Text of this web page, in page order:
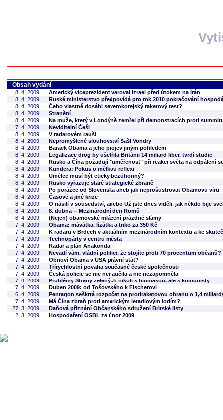
Obsah vydání
8. 4. 2009
Americký viceprezident varoval Izrael před útokem na Írán
8. 4. 2009
Ruské ministerstvo předpovídá pro rok 2010 pokračování
8. 4. 2009
Čeho vlastně dosáhl severokorejský raketový test?
8. 4. 2009
Stranění
8. 4. 2009
Na muže, který v Londýně zemřel při demonstracích proti
7. 4. 2009
Neviditelní Češi
8. 4. 2009
V radarovém rauši
8. 4. 2009
Nepromyšlené slouhovství Saši Vondry
8. 4. 2009
Barack Obama a jeho projev jiným pohledem
8. 4. 2009
Legalizace drog by ušetřila Británii 14 miliard liber, tvrdí studie
8. 4. 2009
Rusko a Čína požadují "uměřenost" při reakci světa na odpálení
8. 4. 2009
Kundera: Pokus o mělkou reflexi
8. 4. 2009
Umělec musí být eticky bezúhonný?
8. 4. 2009
Rusko vyřazuje staré strategické zbraně
8. 4. 2009
Po porážce od Slovenska aneb jak neprošustrovat Obamovu víru
8. 4. 2009
Časové a jiné krize
8. 4. 2009
O násilí v sousedství, anebo Už jste dnes viděli, jak někdo bije
8. 4. 2009
8. dubna -- Mezinárodní den Romů
8. 4. 2009
(Nejen) obamovské mlácení prázdné slámy
7. 4. 2009
Obama: mávátka, lízátka a triko za 350 Kč
7. 4. 2009
K radaru v Brdech v aktuálním mezinárodním kontextu a ke
7. 4. 2009
Technopárty v centru města
7. 4. 2009
Radar a plán Anakonda
7. 4. 2009
Nevadí vám, vládní politici, že stojíte proti 70 procentům občanů?
7. 4. 2009
Obnoví Obama v USA právní stát?
7. 4. 2009
Třírychlostní povaha současné české společnosti
7. 4. 2009
Česká policie se nic nenaučila a nic nezapomněla
7. 4. 2009
Problémy Strany zelených nikoli s biomasou, ale s komunisty
7. 4. 2009
Duben 2009: od Tošovského k Fischerovi
6. 4. 2009
Pentagon seškrtá rozpočet na protiraketovou obranu o 1,4
7. 4. 2009
Má Čína zbraň proti americkým letadlovým lodím?
27. 3. 2009
Daňová přiznání Občanského sdružení Britské listy
2. 3. 2009
Hospodaření OSBL za únor 2009